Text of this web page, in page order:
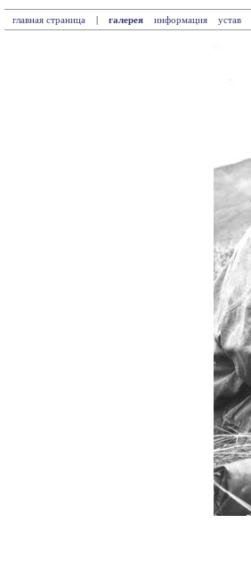
главная страница галерея информация устав